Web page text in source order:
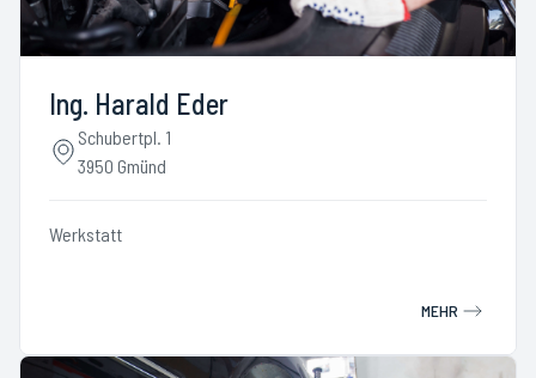
Ing. Harald Eder
Schubertpl. 1
3950 Gmünd
Werkstatt
MEHR